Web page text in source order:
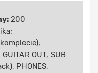
200
GUITAR OUT, SUB
PHONES,